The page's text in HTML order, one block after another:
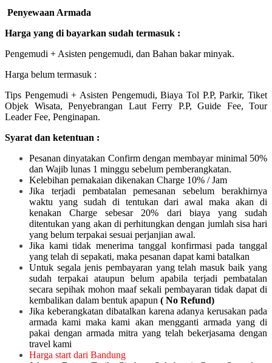
Penyewaan Armada
Harga yang di bayarkan sudah termasuk :
Pengemudi + Asisten pengemudi, dan Bahan bakar minyak.
Harga belum termasuk :
Tips Pengemudi + Asisten Pengemudi, Biaya Tol P.P, Parkir, Tiket
Objek Wisata, Penyebrangan Laut Ferry P.P, Guide Fee, Tour
Leader Fee, Penginapan.
Syarat dan ketentuan :
Pesanan dinyatakan Confirm dengan membayar minimal 50%
dan Wajib lunas 1 minggu sebelum pemberangkatan.
Kelebihan pemakaian dikenakan Charge 10% / Jam
Jika terjadi pembatalan pemesanan sebelum berakhirnya
waktu yang sudah di tentukan dari awal maka akan di
kenakan Charge sebesar 20% dari biaya yang sudah
ditentukan yang akan di perhitungkan dengan jumlah sisa hari
yang belum terpakai sesuai perjanjian awal.
Jika kami tidak menerima tanggal konfirmasi pada tanggal
yang telah di sepakati, maka pesanan dapat kami batalkan
Untuk segala jenis pembayaran yang telah masuk baik yang
sudah terpakai ataupun belum apabila terjadi pembatalan
secara sepihak mohon maaf sekali pembayaran tidak dapat di
kembalikan dalam bentuk apapun ( No Refund)
Jika keberangkatan dibatalkan karena adanya kerusakan pada
armada kami maka kami akan mengganti armada yang di
pakai dengan armada mitra yang telah bekerjasama dengan
travel kami
Harga start dari Bandung